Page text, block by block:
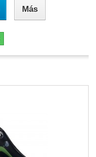
Más